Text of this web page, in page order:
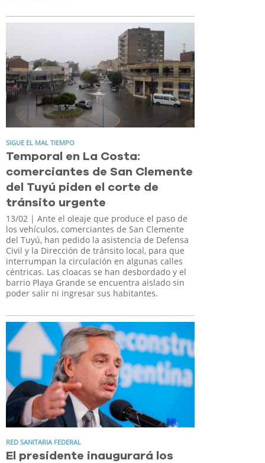
SIGUE EL MAL TIEMPO
Temporal en La Costa:
comerciantes de San Clemente
del Tuyú piden el corte de
tránsito urgente
13/02 | Ante el oleaje que produce el paso de
los vehículos, comerciantes de San Clemente
del Tuyú, han pedido la asistencia de Defensa
Civil y la Dirección de tránsito local, para que
interrumpan la circulación en algunas calles
céntricas. Las cloacas se han desbordado y el
barrio Playa Grande se encuentra aislado sin
poder salir ni ingresar sus habitantes.
RED SANITARIA FEDERAL
El presidente inaugurará los